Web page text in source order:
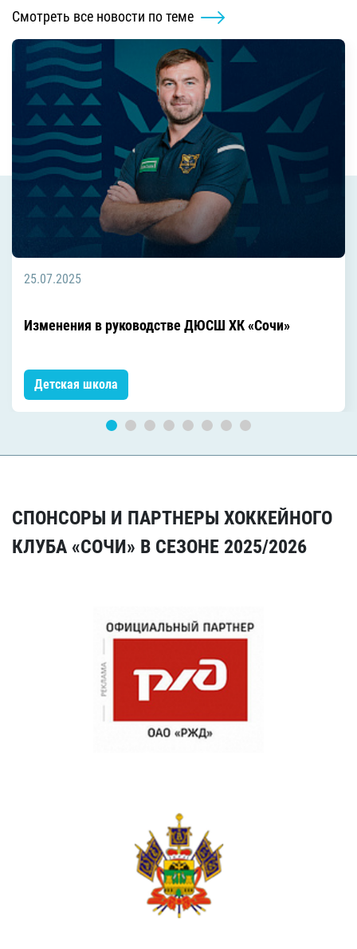
Смотреть все новости по теме
25.07.2025
Изменения в руководстве ДЮСШ ХК «Сочи»
Детская школа
СПОНСОРЫ И ПАРТНЕРЫ ХОККЕЙНОГО
КЛУБА «СОЧИ» В СЕЗОНЕ 2025/2026